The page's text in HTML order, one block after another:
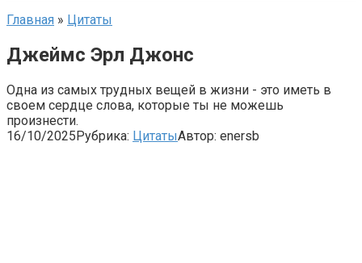
Главная » Цитаты
Джеймс Эрл Джонс
Одна из самых трудных вещей в жизни - это иметь в
своем сердце слова, которые ты не можешь
произнести.
16/10/2025Рубрика: ЦитатыАвтор: enersb